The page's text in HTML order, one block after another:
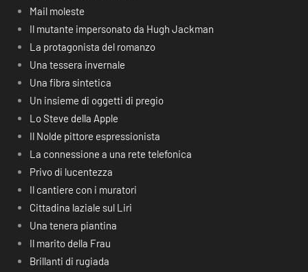
Mail moleste
Il mutante impersonato da Hugh Jackman
La protagonista del romanzo
Una tessera invernale
Una fibra sintetica
Un insieme di oggetti di pregio
Lo Steve della Apple
Il Nolde pittore espressionista
La connessione a una rete telefonica
Privo di lucentezza
Il cantiere con i muratori
Cittadina laziale sul Liri
Una tenera piantina
Il marito della Frau
Brillanti di rugiada